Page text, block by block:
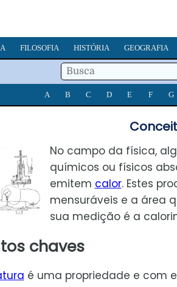
FILOSOFIA HISTÓRIA GEOGRAFIA
A B C D E F G
No campo da física,
químicos ou físicos
emitem calor. Estes
mensuráveis e a área
sua medição é a
chaves
é uma propriedade e com